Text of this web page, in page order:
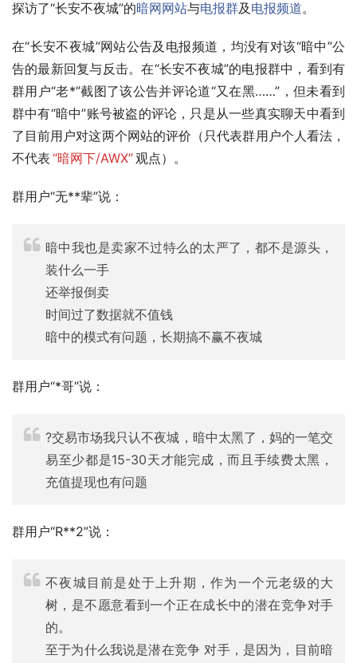
探访了“长安不夜城”的暗网网站与电报群及 电报频道。
在“长安不夜城”网站公告及电报频道，均没有对该“暗中”公
告的最新回复与反击。在“长安不夜城”的电报群中，看到有
群用户“老*”截图了该公告并评论道“又在黑……”，但未看到
群中有“暗中”账号被盗的评论，只是从一些真实聊天中看到
了目前用户对这两个网站的评价（只代表群用户个人看法，
不代表 “暗网下/AWX”观点）。
群用户“无**辈”说：
暗中我也是卖家不过特么的太严了，都不是源头，
装什么一手
还举报倒卖
时间过了数据就不值钱
暗中的模式有问题，长期搞不赢不夜城
群用户“*哥”说：
?交易市场我只认不夜城，暗中太黑了，妈的一笔交
易至少都是15-30天才能完成，而且手续费太黑，
充值提现也有问题
群用户“R**2”说：
不夜城目前是处于上升期，作为一个元老级的大
树，是不愿意看到一个正在成长中的潜在竞争对手
的。
至于为什么我说是潜在竞争 对手，是因为，目前暗